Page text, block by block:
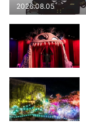
2026.08.05